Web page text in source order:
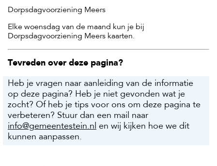
Dorpsdagvoorziening Meers
Elke woensdag van de maand kun je bij
Dorpsdagvoorziening Meers kaarten.
Tevreden over deze pagina?
Heb je vragen naar aanleiding van de informatie
op deze pagina? Heb je niet gevonden wat je
zocht? Of heb je tips voor ons om deze pagina te
verbeteren? Stuur dan een mail naar
info@gemeentestein.nl
en wij kijken hoe we dit
kunnen aanpassen.